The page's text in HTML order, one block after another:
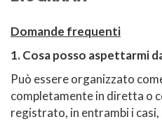
Domande frequenti
1. Cosa posso aspettarmi
Può essere organizzato
completamente in diretta o
registrato, in entrambi i